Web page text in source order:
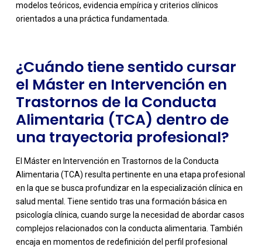
modelos teóricos, evidencia empírica y criterios clínicos
orientados a una práctica fundamentada.
¿Cuándo tiene sentido cursar
el Máster en Intervención en
Trastornos de la Conducta
Alimentaria (TCA) dentro de
una trayectoria profesional?
El Máster en Intervención en Trastornos de la Conducta
Alimentaria (TCA) resulta pertinente en una etapa profesional
en la que se busca profundizar en la especialización clínica en
salud mental. Tiene sentido tras una formación básica en
psicología clínica, cuando surge la necesidad de abordar casos
complejos relacionados con la conducta alimentaria. También
encaja en momentos de redefinición del perfil profesional